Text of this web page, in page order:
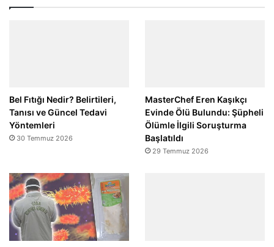
Bel Fıtığı Nedir? Belirtileri,
Tanısı ve Güncel Tedavi
Yöntemleri
30 Temmuz 2026
MasterChef Eren Kaşıkçı
Evinde Ölü Bulundu: Şüpheli
Ölümle İlgili Soruşturma
Başlatıldı
29 Temmuz 2026